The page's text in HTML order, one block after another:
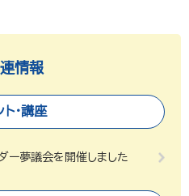
情報
ト・講座
ー夢議会を開催しました